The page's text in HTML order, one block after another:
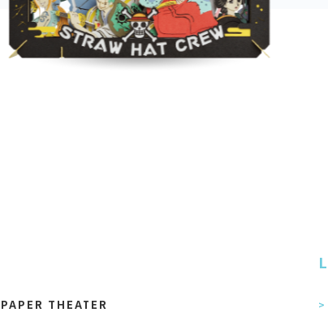
PAPER THEATER